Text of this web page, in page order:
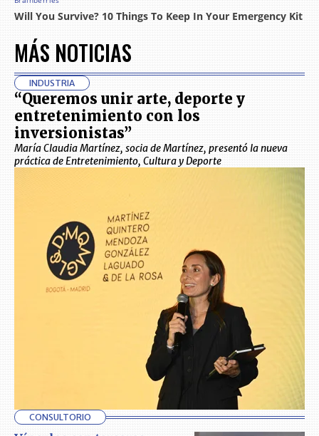
MÁS NOTICIAS
INDUSTRIA
“Queremos unir arte, deporte y
entretenimiento con los
inversionistas”
María Claudia Martínez, socia de Martínez, presentó la nueva
práctica de Entretenimiento, Cultura y Deporte
CONSULTORIO